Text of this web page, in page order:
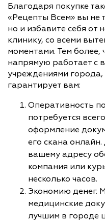
Благодаря покупке
«Рецепты Всем» вы не
но и избавите себя от
клинику, со всеми
моментами. Тем более,
напрямую работает с
учреждениями
гарантирует вам:
Оперативность
потребуется
оформление
его скана
вашему адресу
компания или
несколько часов.
Экономию денег.
медицинские
лучшим в городе